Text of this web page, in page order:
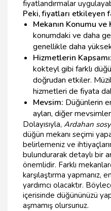
fiyatlandırmalar
Peki, fiyatları etkileyen
Mekanın Konumu ve
konumdaki ve daha
genellikle daha yüksek
Hizmetlerin Kapsamı:
kokteyl gibi farklı
doğrudan etkiler.
hizmetleri de fiyata
Mevsim: Düğünlerin
ayları, diğer
Dolayısıyla, Ardahan
düğün mekanı seçimi
belirlemeniz ve
bulundurarak detaylı bir
önemlidir. Farklı
karşılaştırma yapmanız,
yardımcı olacaktır.
içerisinde düğününüzü
aşmamış olursunuz.